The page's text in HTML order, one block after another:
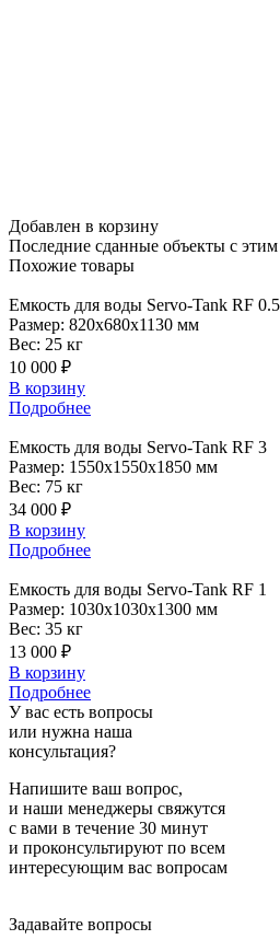
Добавлен в корзину
Последние сданные объекты с
Похожие товары
Емкость для воды Servo-Tank RF 0.5
Размер: 820x680x1130 мм
Вес: 25 кг
10 000 ₽
В корзину
Подробнее
Емкость для воды Servo-Tank RF 3
Размер: 1550x1550x1850 мм
Вес: 75 кг
34 000 ₽
В корзину
Подробнее
Емкость для воды Servo-Tank RF 1
Размер: 1030x1030x1300 мм
Вес: 35 кг
13 000 ₽
В корзину
Подробнее
У вас есть вопросы
или нужна наша
консультация?
Напишите ваш вопрос,
и наши менеджеры свяжутся
с вами в течение 30 минут
и проконсультируют по всем
интересующим вас вопросам
Задавайте вопросы